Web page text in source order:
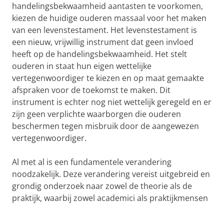
handelingsbekwaamheid aantasten te voorkomen,
kiezen de huidige ouderen massaal voor het maken
van een levenstestament. Het levenstestament is
een nieuw, vrijwillig instrument dat geen invloed
heeft op de handelingsbekwaamheid. Het stelt
ouderen in staat hun eigen wettelijke
vertegenwoordiger te kiezen en op maat gemaakte
afspraken voor de toekomst te maken. Dit
instrument is echter nog niet wettelijk geregeld en er
zijn geen verplichte waarborgen die ouderen
beschermen tegen misbruik door de aangewezen
vertegenwoordiger.
Al met al is een fundamentele verandering
noodzakelijk. Deze verandering vereist uitgebreid en
grondig onderzoek naar zowel de theorie als de
praktijk, waarbij zowel academici als praktijkmensen